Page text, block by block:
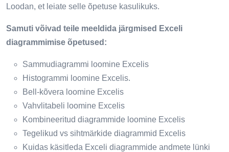
Loodan, et leiate selle õpetuse kasulikuks.
Samuti võivad teile meeldida järgmised Exceli
diagrammimise õpetused:
Sammudiagrammi loomine Excelis
Histogrammi loomine Excelis.
Bell-kõvera loomine Excelis
Vahvlitabeli loomine Excelis
Kombineeritud diagrammide loomine Excelis
Tegelikud vs sihtmärkide diagrammid Excelis
Kuidas käsitleda Exceli diagrammide andmete lünki